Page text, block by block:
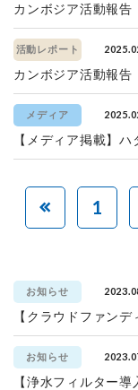
カンボジア活動報告
活動レポート
カンボジア活動報告
メディア
【メディア掲載】
1
お知らせ
【クラウドファン
お知らせ
【浄水フィルター